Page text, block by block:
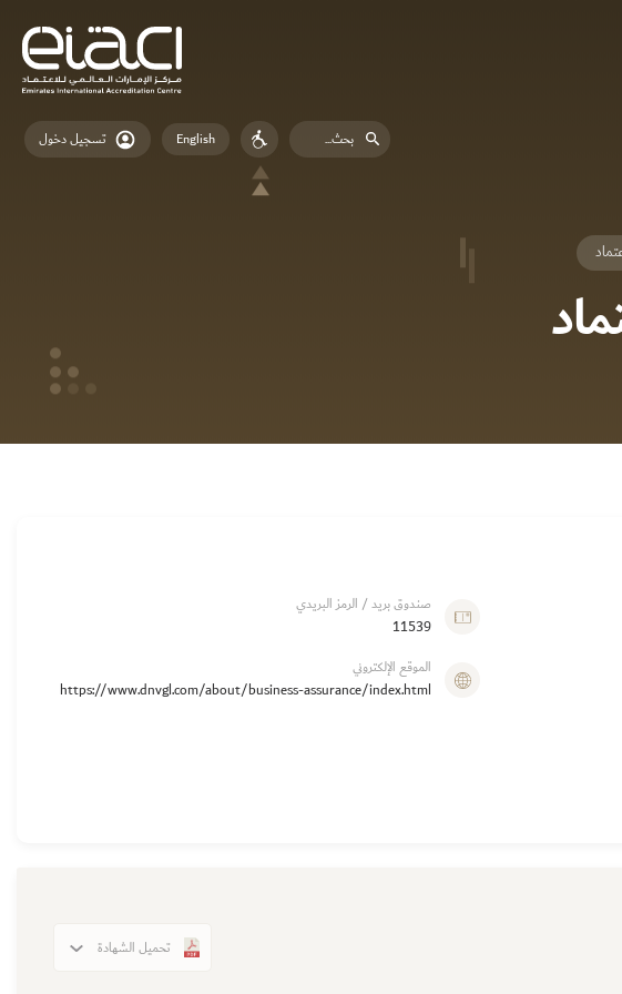
English تسجيل دخول
صندوق بريد / الرمز البريدي
11539
الموقع الإلكتروني
https://www.dnvgl.com/about/business-assurance/index.html
تحميل الشهادة